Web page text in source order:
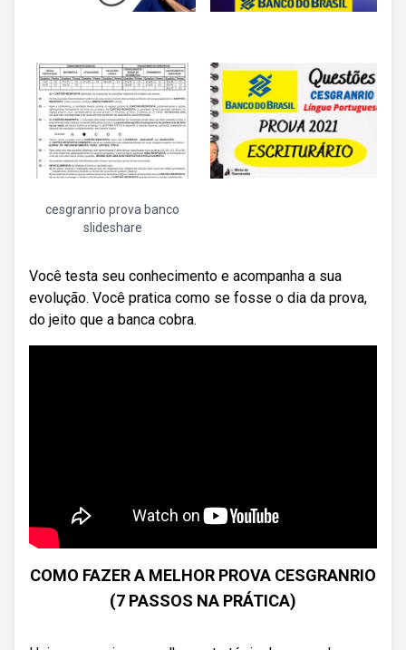
cesgranrio prova banco
slideshare
Você testa seu conhecimento e acompanha a sua
evolução. Você pratica como se fosse o dia da prova,
do jeito que a banca cobra.
COMO FAZER A MELHOR PROVA CESGRANRIO
(7 PASSOS NA PRÁTICA)